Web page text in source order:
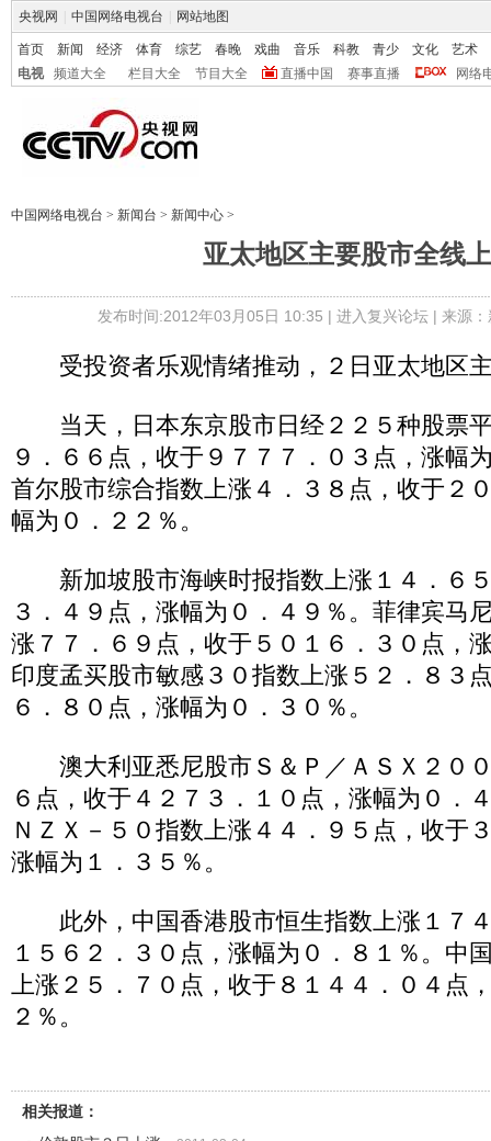
央视网 中国网络电视台 网站地图
首页 新闻 经济 体育 综艺 春晚 戏曲 音乐 科教 青少 文化
艺术
电视
频道大全 栏目大全 节目大全 直播中国 赛事直播 网络
中国网络电视台 > 新闻台 > 新闻中心 >
亚太地区主要股市全线
发布时间:2012年03月05日 10:35 | 进入复兴论坛| 来源
受投资者乐观情绪推动，２日亚太地区
当天，日本东京股市日经２２５种股票
９．６６点，收于９７７７．０３点，涨幅
首尔股市综合指数上涨４．３８点，收于２
幅为０．２２％。
新加坡股市海峡时报指数上涨１４．６
３．４９点，涨幅为０．４９％。菲律宾马
涨７７．６９点，收于５０１６．３０点，
印度孟买股市敏感３０指数上涨５２．８３
６．８０点，涨幅为０．３０％。
澳大利亚悉尼股市Ｓ＆Ｐ／ＡＳＸ２０
６点，收于４２７３．１０点，涨幅为０．
ＮＺＸ－５０指数上涨４４．９５点，收于
涨幅为１．３５％。
此外，中国香港股市恒生指数上涨１７
１５６２．３０点，涨幅为０．８１％。中
上涨２５．７０点，收于８１４４．０４点
２％。
相关报道：